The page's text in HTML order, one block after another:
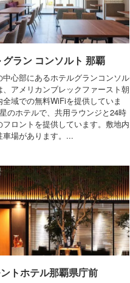
グラン コンソルト 那覇
中心部にあるホテルグランコンソル
、アメリカンブレックファースト朝
全域での無料WiFiを提供していま
のホテルで、共用ラウンジと24時
フロントを提供しています。敷地内
車場があります。...
トホテル那覇県庁前